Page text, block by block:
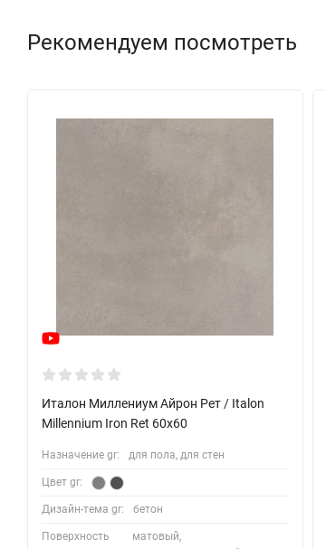
Рекомендуем посмотреть
Италон Миллениум Айрон Рет / Italon
Millennium Iron Ret 60x60
Назначение gr: для пола, для стен
Цвет gr:
Дизайн-тема gr: бетон
Поверхность
матовый,